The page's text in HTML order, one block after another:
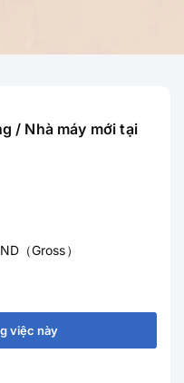
/ Nhà máy mới tại
（Gross）
việc này